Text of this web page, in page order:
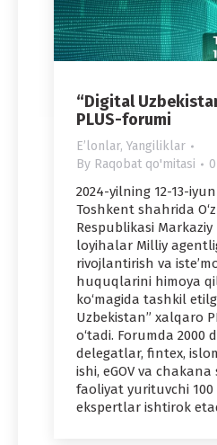
“Digital
PLUS-forumi
Eʼlonlar, Yangiliklar
By Raqobat qo'mitasi
2024-yilning 12-13-
Toshkent shahrida
Respublikasi
loyihalar Milliy
rivojlantirish va
huquqlarini himoya
ko‘magida tashkil
Uzbekistan” xalqaro
o‘tadi. Forumda 2000
delegatlar, fintex,
ishi, eGOV va
faoliyat yurituvchi
ekspertlar ishtirok